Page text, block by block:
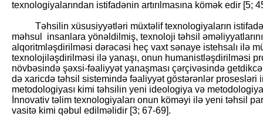
texnologiyalarından istifadənin artırılmasına kömək edir [5;
Təhsilin xüsusiyyətləri müxtəlif texnologiyaların
məhsul insanlara yönəldilmiş, texnoloji təhsil
alqoritmləşdirilməsi dərəcəsi heç vaxt sənaye istehsalı ilə
texnolojiləşdirilməsi ilə yanaşı, onun humanistləşdirilməsi
növbəsində şəxsi-fəaliyyət yanaşması çərçivəsində
də xaricdə təhsil sistemində fəaliyyət göstərənlər prosesləri
metodologiyası kimi təhsilin yeni ideologiya və
İnnovativ təlim texnologiyaları onun köməyi ilə yeni təhsil
vasitə kimi qəbul edilməlidir [3; 67-69].